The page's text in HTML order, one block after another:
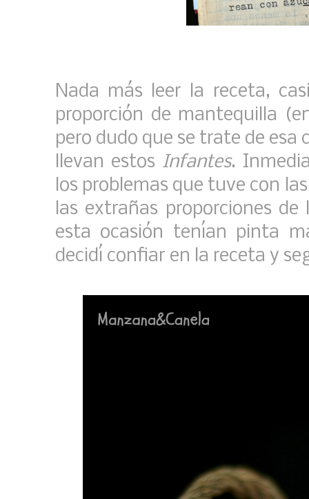
Nada más leer la receta,
proporción de mantequilla
pero dudo que se trate de
llevan estos Infantes.
los problemas que tuve con
las extrañas proporciones
esta ocasión tenían pinta
decidí confiar en la receta y